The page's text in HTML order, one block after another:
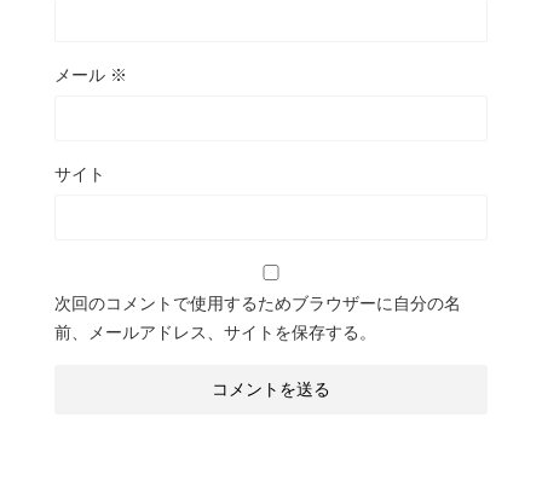
メール ※
サイト
次回のコメントで使用するためブラウザーに自分の名
前、メールアドレス、サイトを保存する。